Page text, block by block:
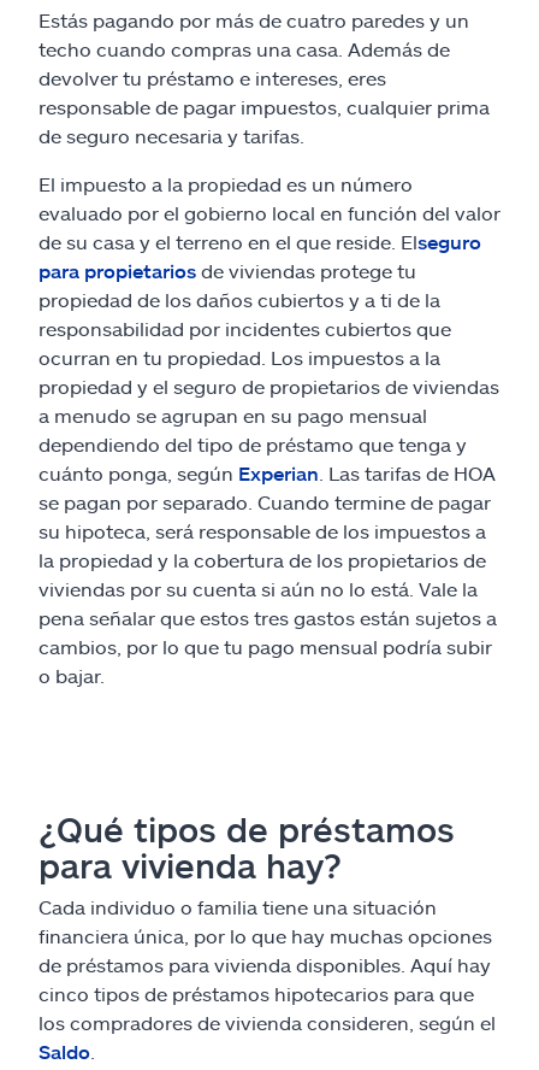
Estás pagando por más de cuatro paredes y un
techo cuando compras una casa. Además de
devolver tu préstamo e intereses, eres
responsable de pagar impuestos, cualquier prima
de seguro necesaria y tarifas.
El impuesto a la propiedad es un número
evaluado por el gobierno local en función del valor
de su casa y el terreno en el que reside. Elseguro
para propietarios de viviendas protege tu
propiedad de los daños cubiertos y a ti de la
responsabilidad por incidentes cubiertos que
ocurran en tu propiedad. Los impuestos a la
propiedad y el seguro de propietarios de viviendas
a menudo se agrupan en su pago mensual
dependiendo del tipo de préstamo que tenga y
cuánto ponga, según Experian . Las tarifas de HOA
se pagan por separado. Cuando termine de pagar
su hipoteca, será responsable de los impuestos a
la propiedad y la cobertura de los propietarios de
viviendas por su cuenta si aún no lo está. Vale la
pena señalar que estos tres gastos están sujetos a
cambios, por lo que tu pago mensual podría subir
o bajar.
¿Qué tipos de préstamos
para vivienda hay?
Cada individuo o familia tiene una situación
financiera única, por lo que hay muchas opciones
de préstamos para vivienda disponibles. Aquí hay
cinco tipos de préstamos hipotecarios para que
los compradores de vivienda consideren, según el
Saldo